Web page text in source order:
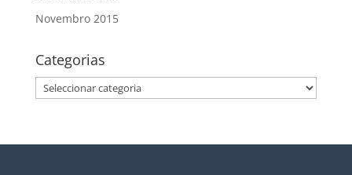
Novembro 2015
Categorias
Categorias